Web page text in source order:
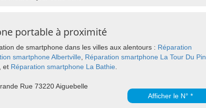
portable à proximité
de smartphone dans les villes aux alentours : Réparation
smartphone Albertville Réparation smartphone La Tour Du Pin
et Réparation smartphone La Bathie
Rue 73220 Aiguebelle
Afficher le N° *